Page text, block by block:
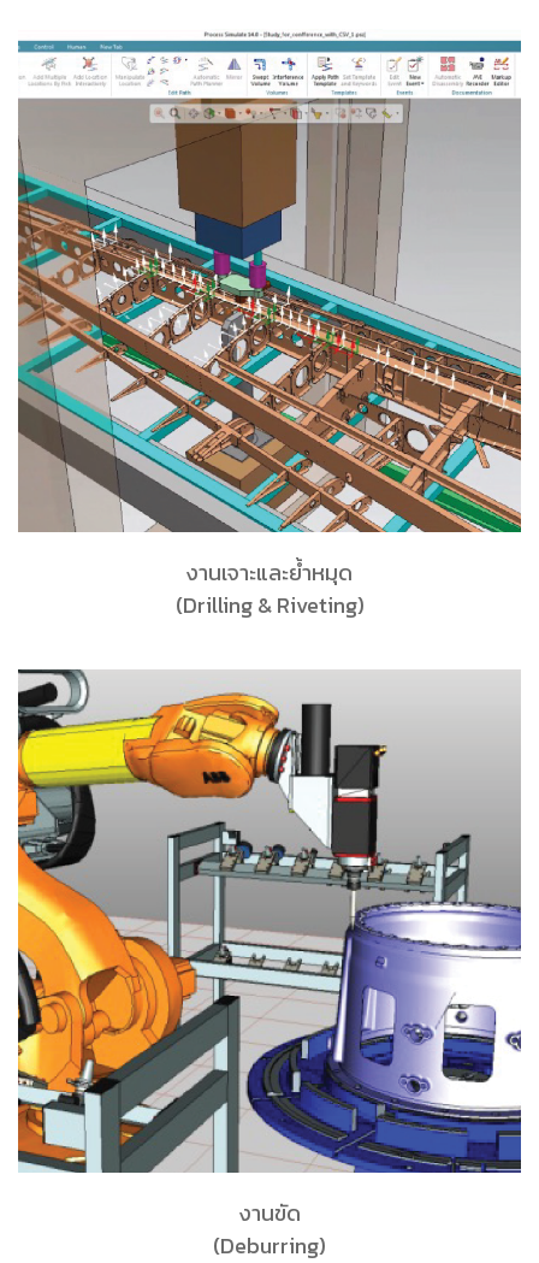
งานเจาะและย้ำหมุด
(Drilling & Riveting)
งานขัด
(Deburring)